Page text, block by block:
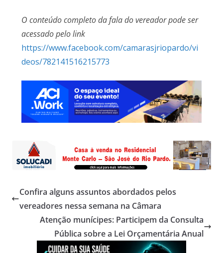
O conteúdo completo da fala do vereador pode ser
acessado pelo link
https://www.facebook.com/camarasjriopardo/vi
deos/782141516215773
Confira alguns assuntos abordados pelos
vereadores nessa semana na Câmara
Atenção munícipes: Participem da Consulta
Pública sobre a Lei Orçamentária Anual